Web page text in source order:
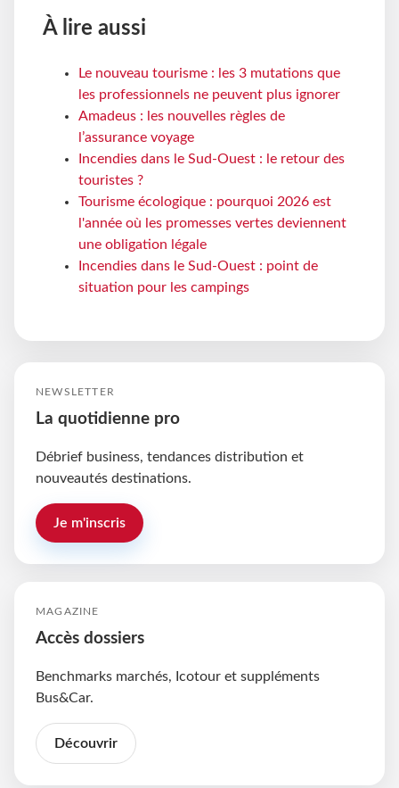
À lire aussi
Le nouveau tourisme : les 3 mutations que
les professionnels ne peuvent plus ignorer
Amadeus : les nouvelles règles de
l’assurance voyage
Incendies dans le Sud-Ouest : le retour des
touristes ?
Tourisme écologique : pourquoi 2026 est
l'année où les promesses vertes deviennent
une obligation légale
Incendies dans le Sud-Ouest : point de
situation pour les campings
NEWSLETTER
La quotidienne pro
Débrief business, tendances distribution et
nouveautés destinations.
Je m'inscris
MAGAZINE
Accès dossiers
Benchmarks marchés, Icotour et suppléments
Bus&Car.
Découvrir